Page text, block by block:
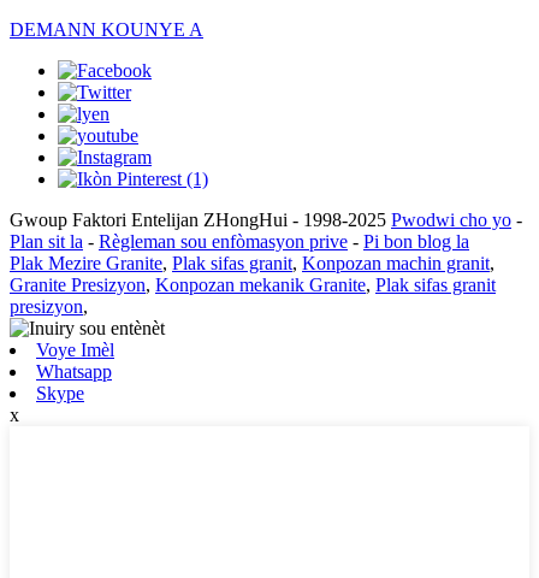
DEMANN KOUNYE A
Gwoup Faktori Entelijan ZHongHui - 1998-2025 Pwodwi cho yo -
Plan sit la - Règleman sou enfòmasyon prive - Pi bon blog la
Plak Mezire Granite, Plak sifas granit, Konpozan machin granit,
Granite Presizyon, Konpozan mekanik Granite, Plak sifas granit
presizyon,
Voye Imèl
Whatsapp
Skype
x